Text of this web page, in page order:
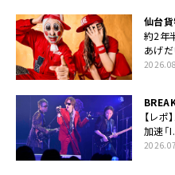
仙台
約2年
あげだ
【レ
加速「